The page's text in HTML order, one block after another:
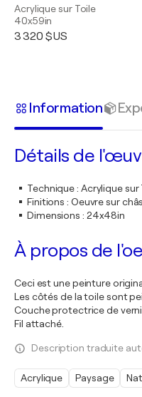
Acrylique sur Toile
40x59in
3 320 $US
Information
Détails de
Technique: Acrylique sur
Finitions : Oeuvre sur
Dimensions : 24x48in
À propos de
Ceci est une peinture
Les côtés de la toile sont
Couche protectrice de
Fil attaché.
Description traduite
Acrylique Paysage